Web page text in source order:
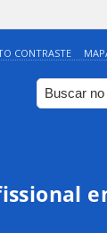
CONTRASTE